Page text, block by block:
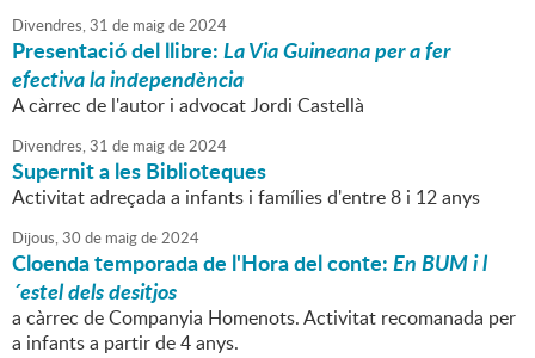
Divendres,31 de maigde2024
Presentació del llibre:La Via Guineana per a fer
efectiva la independència
A càrrec de l'autor i advocat Jordi Castellà
Divendres,31 de maigde2024
Supernit a les Biblioteques
Activitat adreçada a infants i famílies d'entre 8 i 12 anys
Dijous,30 de maigde2024
Cloenda temporada de l'Hora del conte:En BUM i l
´estel dels desitjos
a càrrec de Companyia Homenots. Activitat recomanada per
a infants a partir de 4 anys.